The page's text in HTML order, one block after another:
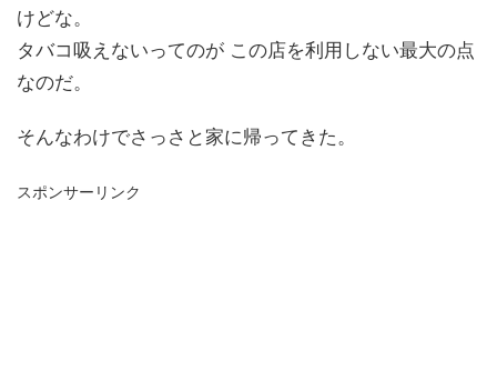
けどな。
タバコ吸えないってのが この店を利用しない最大の点
なのだ。
そんなわけでさっさと家に帰ってきた。
スポンサーリンク